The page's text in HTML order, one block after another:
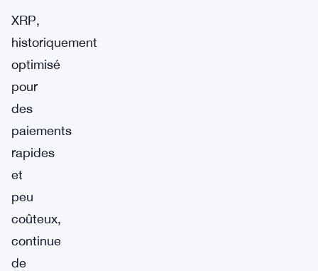
XRP,
historiquement
optimisé
pour
des
paiements
rapides
et
peu
coûteux,
continue
de